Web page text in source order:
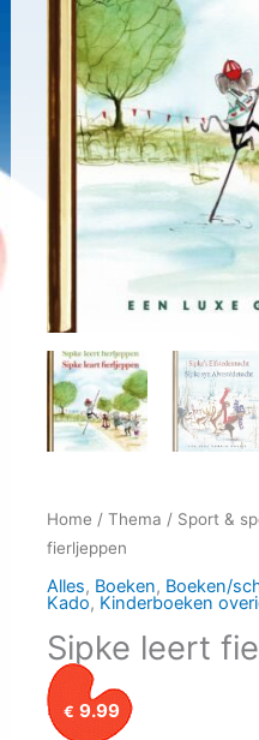
Home / Thema / Sport &
fierljeppen
Alles, Boeken, Boeken/
Kado, Kinderboeken
Sipke leert
€ 9.99